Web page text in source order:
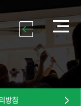
방침